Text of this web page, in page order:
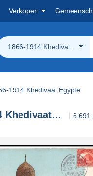
Verkopen
1866-1914 Khedivaat Egypte
1914 Khedivaat Egypte
1866-1914 Khedivaat Egypte 6.691